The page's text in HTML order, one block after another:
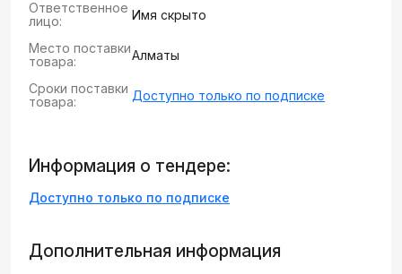
Ответственное
лицо:
Имя скрыто
Место поставки
товара:
Алматы
Сроки поставки
товара:
Доступно только по подписке
Информация о тендере:
Доступно только по подписке
Дополнительная информация